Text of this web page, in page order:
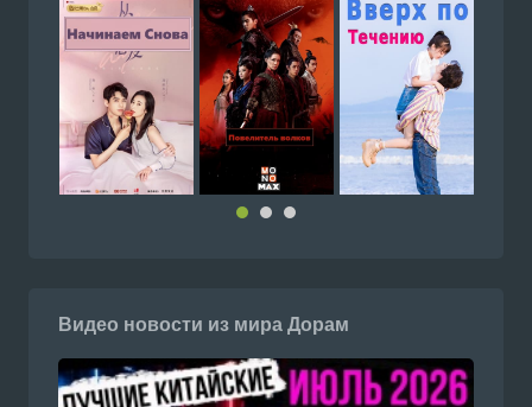
Видео новости из мира Дорам